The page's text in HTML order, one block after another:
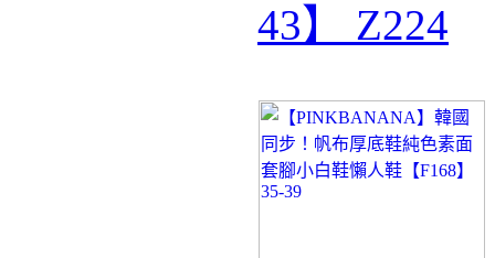
43】 Z224